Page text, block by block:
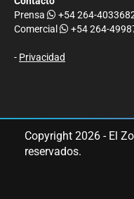
Prensa
+54 264-
Comercial
+54 264-
- Privacidad
Copyright 2026 - El
reservados.